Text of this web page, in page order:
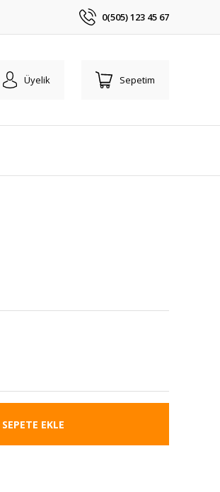
0(505) 123 45 67
Üyelik Sepetim
SEPETE EKLE